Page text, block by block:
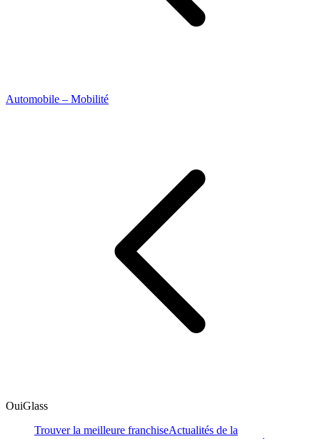
Automobile – Mobilité
OuiGlass
Trouver la meilleure franchiseActualités de la